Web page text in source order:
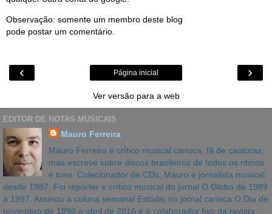
Observação: somente um membro deste blog
pode postar um comentário.
‹ ›
Página inicial
Ver versão para a web
EDITOR DE NOTAS MUSICAIS
Mauro Ferreira
Mauro Ferreira é crítico musical carioca, fã de cantoras,
mas escreve sobre discos brasileiros de todos os ritmos
e tons. Colecionador de CDs, Mauro é jornalista musical
desde 1987. Foi repórter e crítico musical do jornal O Globo de 1989
a 1997. Assinou a coluna semanal Estúdio no jornal carioca O Dia de
novembro de 1998 a abril de 2016 e é colaborador fixo da revista